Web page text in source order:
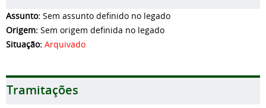
Assunto: Sem assunto definido no legado
Origem: Sem origem definida no legado
Situação: Arquivado
Tramitações